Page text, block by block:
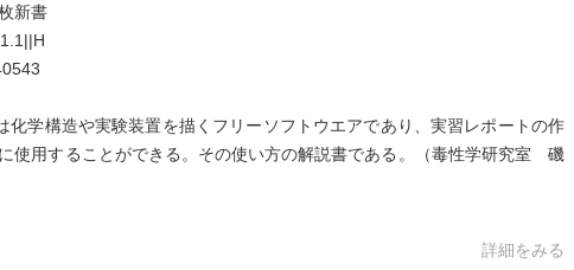
新書
化学構造や実験装置を描くフリーソフトウエアであり、実習レポートの作
使用することができる。その使い方の解説書である。（毒性学研究室 磯
詳細をみる